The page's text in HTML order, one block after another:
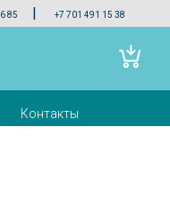
85 | +7 701 491 15 38
Контакты